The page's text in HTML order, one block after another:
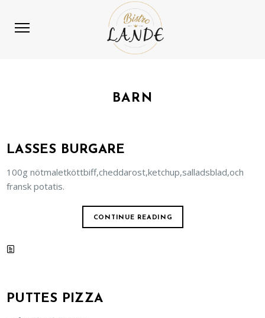
BARN
LASSES BURGARE
100g nötmaletköttbiff,cheddarost,ketchup,salladsblad,och
fransk potatis.
CONTINUE READING
PUTTES PIZZA